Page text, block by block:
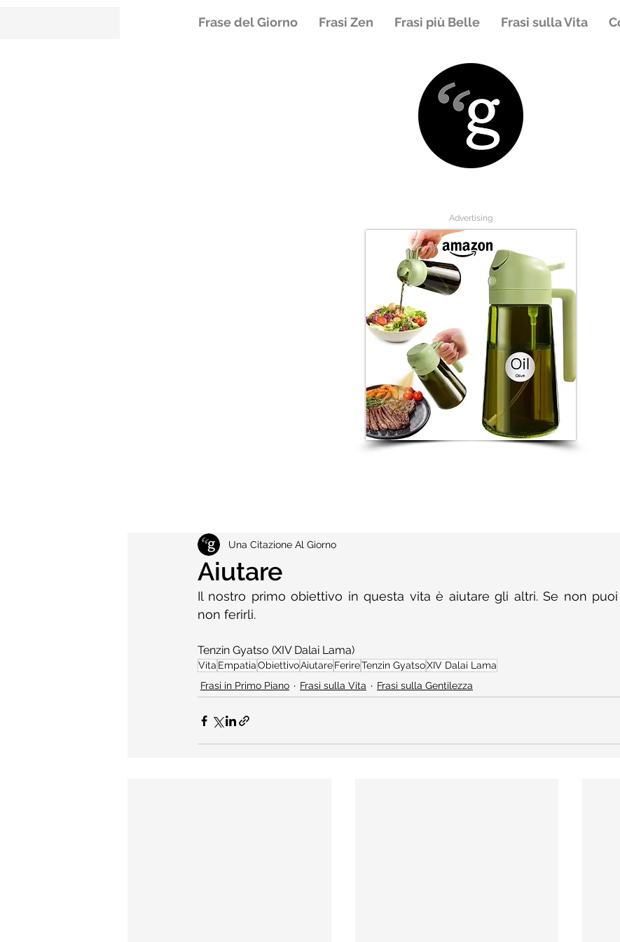
Frase del Giorno Frasi Zen Frasi più Belle Frasi sulla Vita
Aiutare
Una Citazione Al Giorno
Il nostro primo obiettivo in questa vita è aiutare gli altri. Se non
non ferirli.
Tenzin Gyatso (XIV Dalai Lama)
Vita EmpatiaObiettivoAiutareFerireTenzin GyatsoXIV Dalai Lama
Frasi in Primo Piano
Frasi sulla Vita Frasi sulla Gentilezza
Advertising